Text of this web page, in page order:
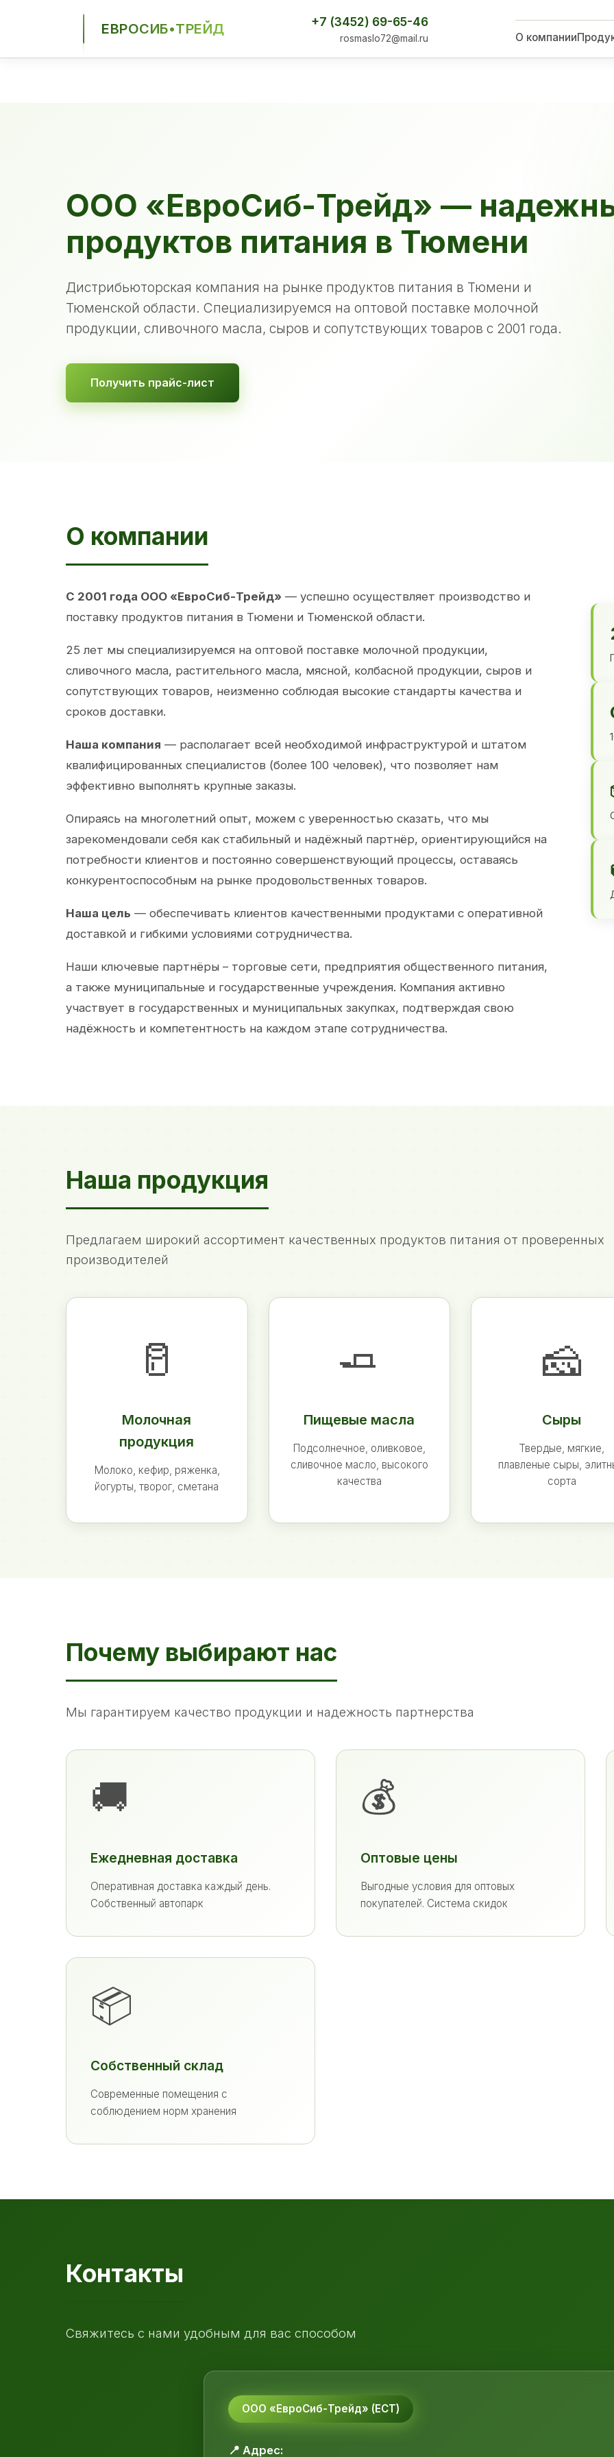
ЕВРОСИБ•ТРЕЙД +7 (3452) 69-65-46
rosmaslo72@mail.ru О компании
ООО «ЕвроСиб-Трейд» —
продуктов питания в Тюмени
Дистрибьюторская компания на рынке продуктов питания в Тюмени и
Тюменской области. Специализируемся на оптовой поставке молочной
продукции, сливочного масла, сыров и сопутствующих товаров с 2001 года.
Получить прайс-лист
О компании
С 2001 года ООО «ЕвроСиб-Трейд» — успешно осуществляет производство и
поставку продуктов питания в Тюмени и Тюменской области.
25 лет мы специализируемся на оптовой поставке молочной продукции,
сливочного масла, растительного масла, мясной, колбасной продукции, сыров и
сопутствующих товаров, неизменно соблюдая высокие стандарты качества и
сроков доставки.
Наша компания — располагает всей необходимой инфраструктурой и штатом
квалифицированных специалистов (более 100 человек), что позволяет нам
эффективно выполнять крупные заказы.
Опираясь на многолетний опыт, можем с уверенностью сказать, что мы
зарекомендовали себя как стабильный и надёжный партнёр, ориентирующийся на
потребности клиентов и постоянно совершенствующий процессы, оставаясь
конкурентоспособным на рынке продовольственных товаров.
Наша цель — обеспечивать клиентов качественными продуктами с оперативной
доставкой и гибкими условиями сотрудничества.
Наши ключевые партнёры – торговые сети, предприятия общественного питания,
а также муниципальные и государственные учреждения. Компания активно
участвует в государственных и муниципальных закупках, подтверждая свою
надёжность и компетентность на каждом этапе сотрудничества.
Наша продукция
Предлагаем широкий ассортимент качественных продуктов питания от проверенных
производителей
🥛
Молочная
продукция
Молоко, кефир, ряженка,
йогурты, творог, сметана
🧈
Пищевые масла
Подсолнечное, оливковое,
сливочное масло, высокого
качества
🧀
Сыры
Твердые, мягкие,
плавленые сыры,
сорта
Почему выбирают нас
Мы гарантируем качество продукции и надежность партнерства
🚚
Ежедневная доставка
Оперативная доставка каждый день.
Собственный автопарк
💰
Оптовые цены
Выгодные условия для оптовых
покупателей. Система скидок
📦
Собственный склад
Современные помещения с
соблюдением норм хранения
Контакты
Свяжитесь с нами удобным для вас способом
ООО «ЕвроСиб-Трейд» (ЕСТ)
📍 Адрес: